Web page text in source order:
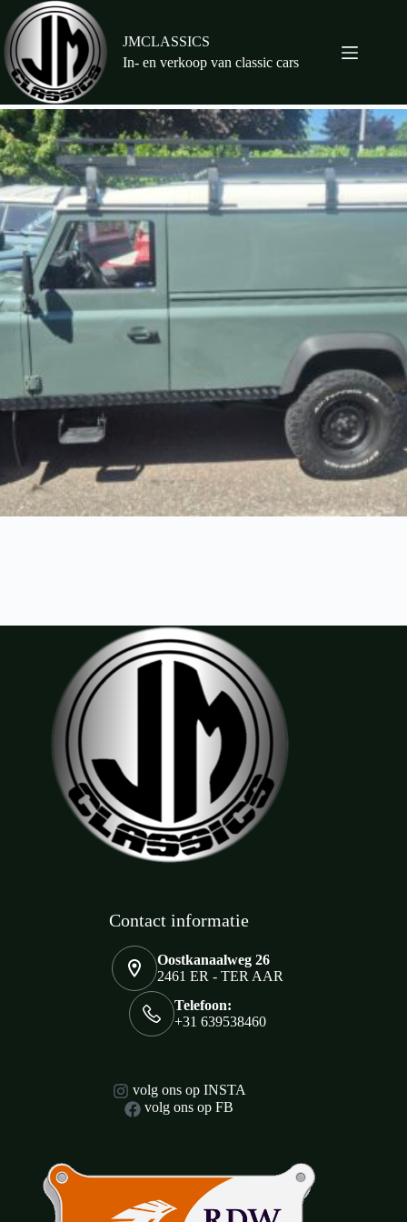
naar
de
inhoud
JMCLASSICS
In- en verkoop van classic cars
Contact informatie
Oostkanaalweg 26
2461 ER - TER AAR
Telefoon:
+31 639538460
volg ons op INSTA
volg ons op FB